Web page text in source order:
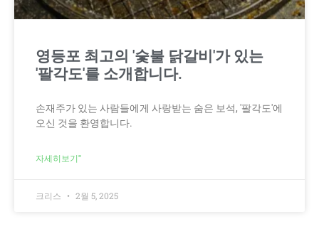
영등포 최고의 '숯불 닭갈비'가 있는
'팔각도'를 소개합니다.
손재주가 있는 사람들에게 사랑받는 숨은 보석, '팔각도'에
오신 것을 환영합니다.
자세히보기"
크리스 2월 5, 2025